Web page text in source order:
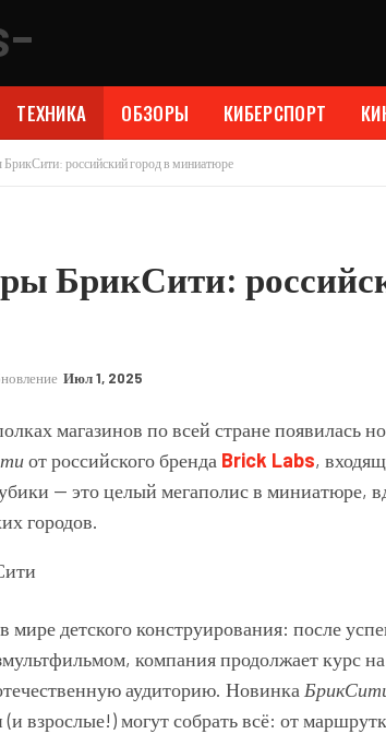
ТЕХНИКА ОБЗОРЫ КИБЕРСПОРТ
БрикСити: российский город в миниатюре
БрикСити:
Июл 1, 2025
магазинов по всей стране появилась
от российского бренда Brick Labs,
— это целый мегаполис в миниатюре,
городов.
мире детского конструирования: после
компания продолжает курс
аудиторию. Новинка
(и взрослые!) могут собрать всё: от